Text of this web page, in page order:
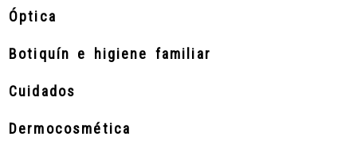
Óptica
Botiquín e higiene familiar
Cuidados
Dermocosmética